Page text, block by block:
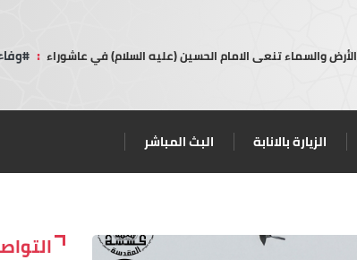
الأرض والسماء تنعى الامام الحسين (عليه السلام) في عاشوراء :
الزيارة بالانابة البث المباشر